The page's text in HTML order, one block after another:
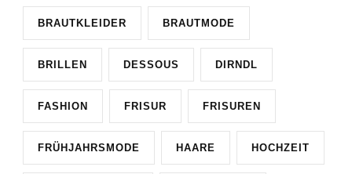
BRAUTKLEIDER BRAUTMODE
BRILLEN DESSOUS DIRNDL
FASHION FRISUR FRISUREN
FRÜHJAHRSMODE HAARE HOCHZEIT